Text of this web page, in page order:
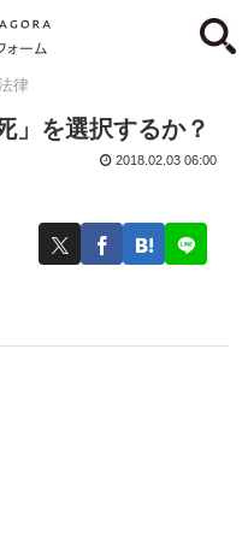
律
」を選択するか？
2018.02.03 06:00